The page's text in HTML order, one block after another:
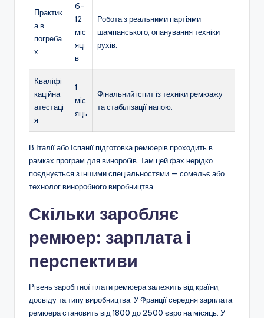
Практик
а в
погреба
х
6-
12
міс
яці
в
Робота з реальними партіями
шампанського, опанування техніки
рухів.
Кваліфі
каційна
атестаці
я
1
міс
яць
Фінальний іспит із техніки ремюажу
та стабілізації напою.
В Італії або Іспанії підготовка ремюерів проходить в
рамках програм для виноробів. Там цей фах нерідко
поєднується з іншими спеціальностями — сомельє або
технолог виноробного виробництва.
Скільки заробляє
ремюер: зарплата і
перспективи
Рівень заробітної плати ремюера залежить від країни,
досвіду та типу виробництва. У Франції середня зарплата
ремюера становить від 1800 до 2500 євро на місяць. У